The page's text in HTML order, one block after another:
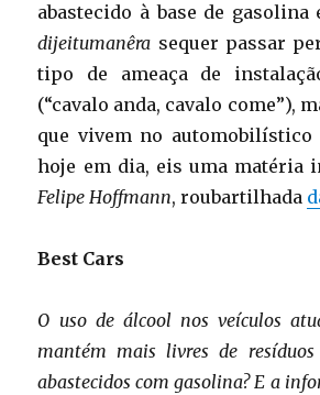
abastecido à base de gasolina
dijeitumanêra sequer passar
tipo de ameaça de
(“cavalo anda, cavalo come”),
que vivem no
hoje em dia, eis uma matéria
Felipe Hoffmann, roubartilhada
Best Cars
O uso de álcool nos veículos
mantém mais livres de
abastecidos com gasolina? E a